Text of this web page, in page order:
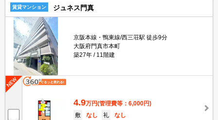
賃貸マンション ジュネス門真
京阪本線・鴨東線/西三荘駅 徒歩9分
大阪府門真市本町
築27年
11階建
4.9万円(管理費等：6,000円)
敷
なし 礼
なし